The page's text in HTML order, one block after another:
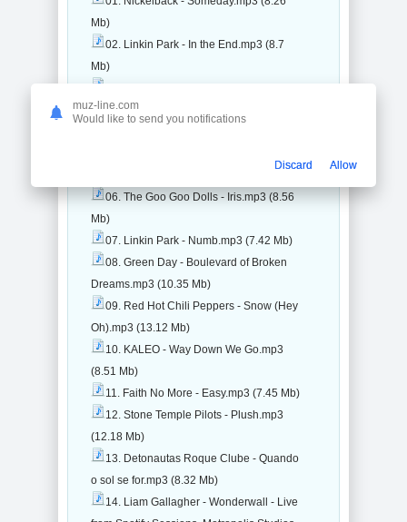
Mb)
02. Linkin Park - In the End.mp3 (8.7
Mb)
(8.48 Mb)
06. The Goo Goo Dolls - Iris.mp3 (8.56
Mb)
07. Linkin Park - Numb.mp3 (7.42 Mb)
08. Green Day - Boulevard of Broken
Dreams.mp3 (10.35 Mb)
09. Red Hot Chili Peppers - Snow (Hey
Oh).mp3 (13.12 Mb)
10. KALEO - Way Down We Go.mp3
(8.51 Mb)
11. Faith No More - Easy.mp3 (7.45 Mb)
12. Stone Temple Pilots - Plush.mp3
(12.18 Mb)
13. Detonautas Roque Clube - Quando
o sol se for.mp3 (8.32 Mb)
14. Liam Gallagher - Wonderwall - Live
muz-line.com
Would like to send you notifications
Discard Allow